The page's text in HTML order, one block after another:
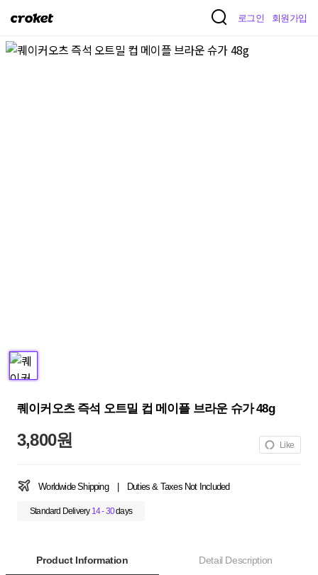
크
켓
로그인 회원가입
퀘이커오츠 즉석 오트밀 컵 메이플 브라운 슈가 48g
3,800원 Like
Worldwide Shipping Duties & Taxes Not Included
Standard Delivery 14 - 30days
Product Information Detail Description